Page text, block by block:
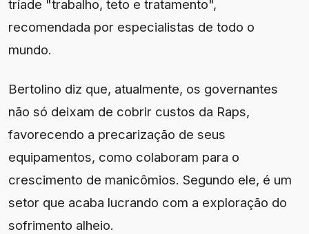
tríade "trabalho, teto e tratamento",
recomendada por especialistas de todo o
mundo.
Bertolino diz que, atualmente, os governantes
não só deixam de cobrir custos da Raps,
favorecendo a precarização de seus
equipamentos, como colaboram para o
crescimento de manicômios. Segundo ele, é um
setor que acaba lucrando com a exploração do
sofrimento alheio.